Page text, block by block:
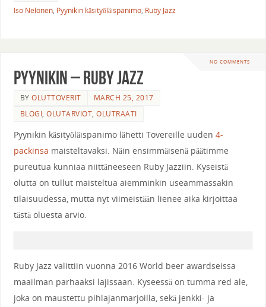
Iso Nelonen, Pyynikin käsityöläispanimo, Ruby Jazz
NO COMMENTS
Pyynikin – Ruby Jazz
BYOLUTTOVERIT
MARCH 25, 2017
BLOGI,OLUTARVIOT,OLUTRAATI
Pyynikin käsityöläispanimo lähetti Tovereille uuden 4-
packinsa maisteltavaksi. Näin ensimmäisenä päätimme
pureutua kunniaa niittäneeseen Ruby Jazziin. Kyseistä
olutta on tullut maisteltua aiemminkin useammassakin
tilaisuudessa, mutta nyt viimeistään lienee aika kirjoittaa
tästä oluesta arvio.
Ruby Jazz valittiin vuonna 2016 World beer awardseissa
maailman parhaaksi lajissaan. Kyseessä on tumma red ale,
joka on maustettu pihlajanmarjoilla, sekä jenkki- ja